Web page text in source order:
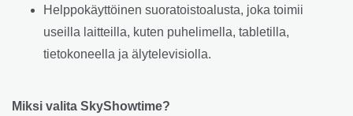
Helppokäyttöinen suoratoistoalusta, joka toimii
useilla laitteilla, kuten puhelimella, tabletilla,
tietokoneella ja älytelevisiolla.
Miksi valita SkyShowtime?